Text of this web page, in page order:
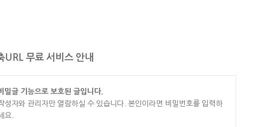
URL 무료 서비스 안내
밀글 기능으로 보호된 글입니다.
성자와 관리자만 열람하실 수 있습니다. 본인이라면 비밀번호를 입력하
요.